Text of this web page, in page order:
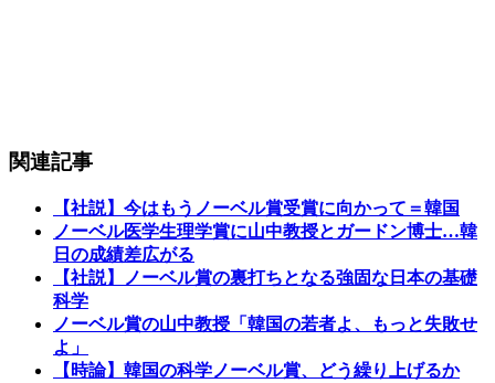
関連記事
【社説】今はもうノーベル賞受賞に向かって＝韓国
ノーベル医学生理学賞に山中教授とガードン博士…韓
日の成績差広がる
【社説】ノーベル賞の裏打ちとなる強固な日本の基礎
科学
ノーベル賞の山中教授「韓国の若者よ、もっと失敗せ
よ」
【時論】韓国の科学ノーベル賞、どう繰り上げるか